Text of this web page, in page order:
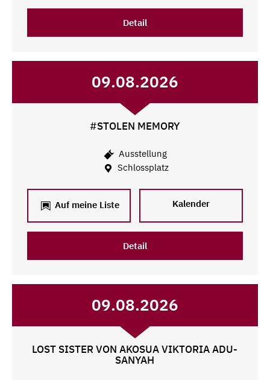
Detail
09.08.2026
#STOLEN MEMORY
Ausstellung
Schlossplatz
Auf meine Liste Kalender
Detail
09.08.2026
LOST SISTER VON AKOSUA VIKTORIA ADU-
SANYAH